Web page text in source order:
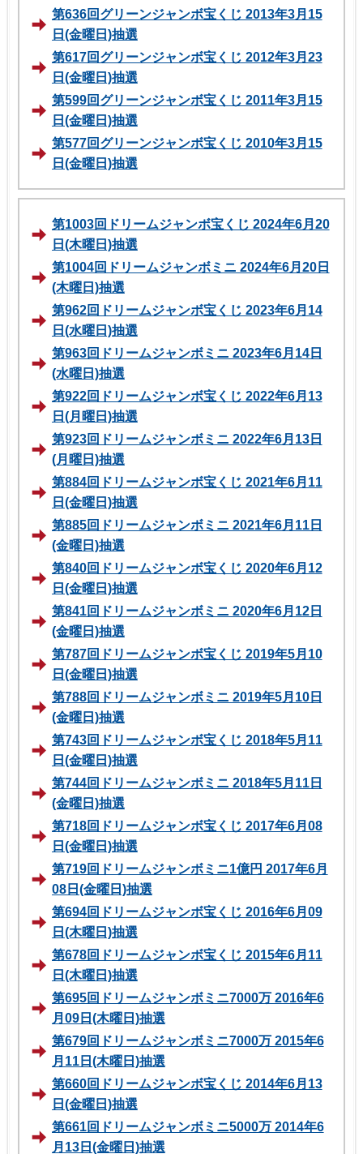
第636回グリーンジャンボ宝くじ 2013年3月15
日(金曜日)抽選
第617回グリーンジャンボ宝くじ 2012年3月23
日(金曜日)抽選
第599回グリーンジャンボ宝くじ 2011年3月15
日(金曜日)抽選
第577回グリーンジャンボ宝くじ 2010年3月15
日(金曜日)抽選
第1003回ドリームジャンボ宝くじ 2024年6月20
日(木曜日)抽選
第1004回ドリームジャンボミニ 2024年6月20日
(木曜日)抽選
第962回ドリームジャンボ宝くじ 2023年6月14
日(水曜日)抽選
第963回ドリームジャンボミニ 2023年6月14日
(水曜日)抽選
第922回ドリームジャンボ宝くじ 2022年6月13
日(月曜日)抽選
第923回ドリームジャンボミニ 2022年6月13日
(月曜日)抽選
第884回ドリームジャンボ宝くじ 2021年6月11
日(金曜日)抽選
第885回ドリームジャンボミニ 2021年6月11日
(金曜日)抽選
第840回ドリームジャンボ宝くじ 2020年6月12
日(金曜日)抽選
第841回ドリームジャンボミニ 2020年6月12日
(金曜日)抽選
第787回ドリームジャンボ宝くじ 2019年5月10
日(金曜日)抽選
第788回ドリームジャンボミニ 2019年5月10日
(金曜日)抽選
第743回ドリームジャンボ宝くじ 2018年5月11
日(金曜日)抽選
第744回ドリームジャンボミニ 2018年5月11日
(金曜日)抽選
第718回ドリームジャンボ宝くじ 2017年6月08
日(金曜日)抽選
第719回ドリームジャンボミニ1億円 2017年6月
08日(金曜日)抽選
第694回ドリームジャンボ宝くじ 2016年6月09
日(木曜日)抽選
第678回ドリームジャンボ宝くじ 2015年6月11
日(木曜日)抽選
第695回ドリームジャンボミニ7000万 2016年6
月09日(木曜日)抽選
第679回ドリームジャンボミニ7000万 2015年6
月11日(木曜日)抽選
第660回ドリームジャンボ宝くじ 2014年6月13
日(金曜日)抽選
第661回ドリームジャンボミニ5000万 2014年6
月13日(金曜日)抽選